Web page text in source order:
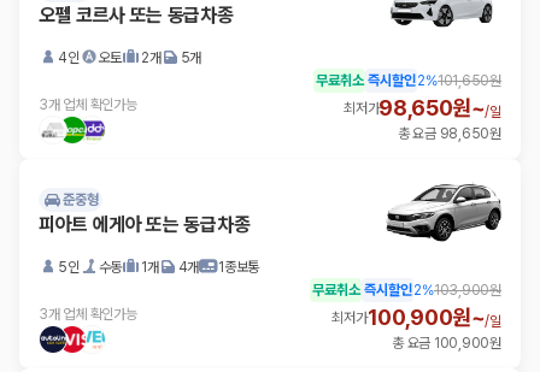
오펠 코르사 또는 동급차종
4인 오토 2개 5개
3개 업체 확인가능
무료취소 즉시할인2%101,650원
최저가98,650원~/일
총 요금 98,650원
준중형
피아트 에게아 또는 동급차종
5인 수동 1개 4개 1종보통
3개 업체 확인가능
무료취소 즉시할인2%103,900원
최저가100,900원~/일
총 요금 100,900원